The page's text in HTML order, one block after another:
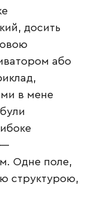
досить
або
в мене
—
Одне поле,
структурою,